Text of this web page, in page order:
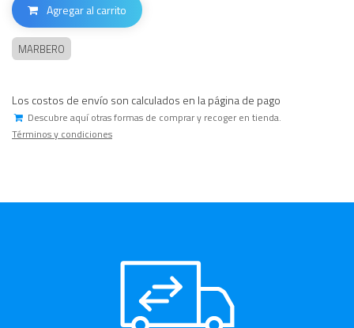
Agregar al carrito
MARBERO
Los costos de envío son calculados en la página de pago
Descubre aquí otras formas de comprar y recoger en tienda.
Términos y condiciones